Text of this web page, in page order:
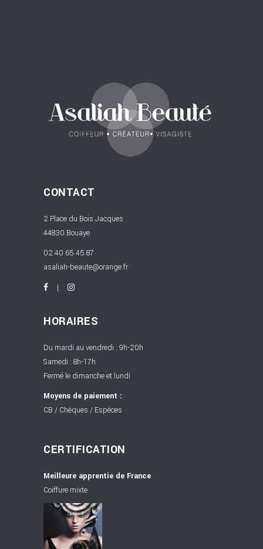
CONTACT
2 Place du Bois Jacques
44830 Bouaye
02 40 65 45 87
asaliah-beaute@orange.fr
HORAIRES
Du mardi au vendredi : 9h-20h
Samedi : 8h-17h
Fermé le dimanche et lundi
Moyens de paiement :
CB / Chèques / Espèces
CERTIFICATION
Meilleure apprentie de France
Coiffure mixte